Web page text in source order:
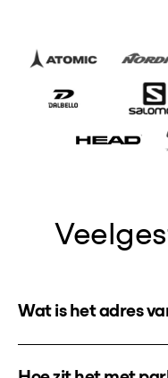
Wat is het adres